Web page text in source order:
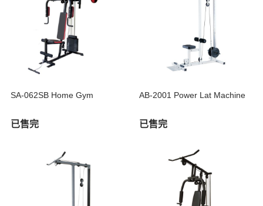
SA-062SB Home Gym
已售完
AB-2001 Power Lat Machine
已售完